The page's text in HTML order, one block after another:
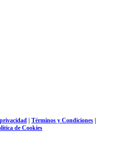
| Términos y Condiciones |
de Cookies